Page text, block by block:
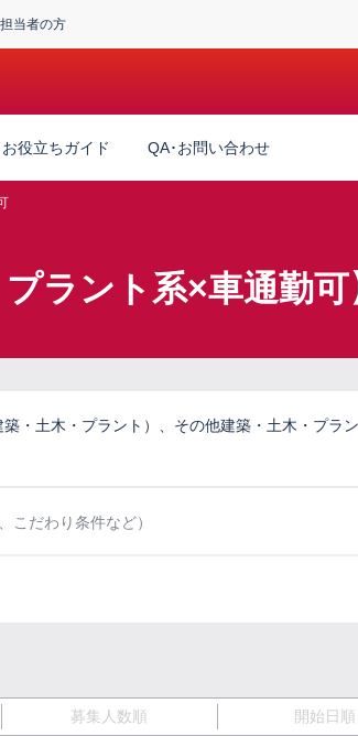
当者の方
お役立ちガイド QA･お問い合わせ
ラント系×車通勤
・土木・プラント）、その他建築・土木・プラン
こだわり条件など）
募集人数順 開始日順